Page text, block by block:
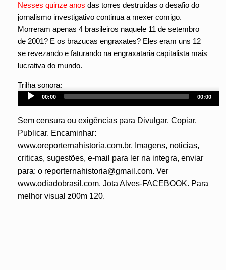
Nesses quinze anos das torres destruídas o desafio do
jornalismo investigativo continua a mexer comigo.
Morreram apenas 4 brasileiros naquele 11 de setembro
de 2001? E os brazucas engraxates? Eles eram uns 12
se revezando e faturando na engraxataria capitalista mais
lucrativa do mundo.
Trilha sonora:
Player
00:00 00:00
Sem censura ou exigências para Divulgar. Copiar.
Publicar. Encaminhar:
www.oreporternahistoria.com.br. Imagens, noticias,
criticas, sugestões, e-mail para ler na integra, enviar
para: o reporternahistoria@gmail.com. Ver
www.odiadobrasil.com. Jota Alves-FACEBOOK. Para
melhor visual z00m 120.